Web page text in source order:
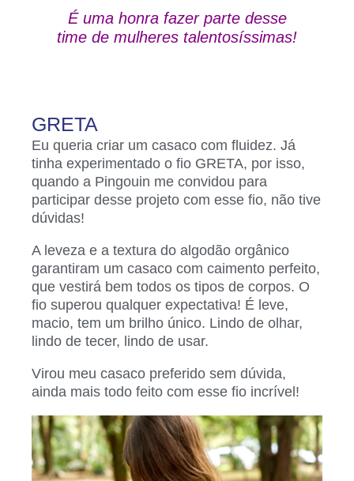
É uma honra fazer parte desse
time de mulheres talentosíssimas!
GRETA
Eu queria criar um casaco com fluidez. Já
tinha experimentado o fio GRETA, por isso,
quando a Pingouin me convidou para
participar desse projeto com esse fio, não tive
dúvidas!
A leveza e a textura do algodão orgânico
garantiram um casaco com caimento perfeito,
que vestirá bem todos os tipos de corpos. O
fio superou qualquer expectativa! É leve,
macio, tem um brilho único. Lindo de olhar,
lindo de tecer, lindo de usar.
Virou meu casaco preferido sem dúvida,
ainda mais todo feito com esse fio incrível!